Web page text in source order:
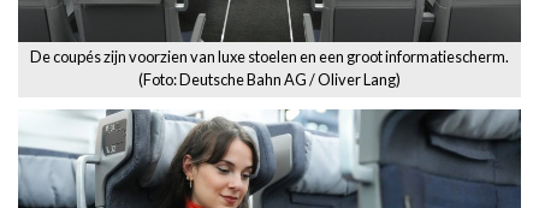
De coupés zijn voorzien van luxe stoelen en een groot informatiescherm.
(Foto: Deutsche Bahn AG / Oliver Lang)